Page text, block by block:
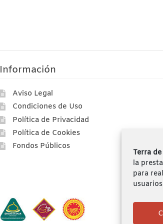
Terra
la
para
Información
Aviso Legal
Condiciones de Uso
Política de Privacidad
Política de Cookies
Fondos Públicos